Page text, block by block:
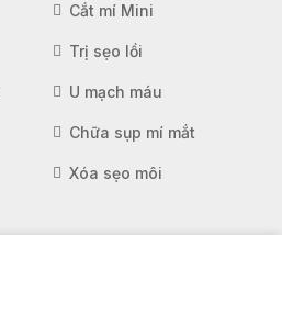
Cắt mí Mini
Trị sẹo lồi
U mạch máu
Chữa sụp mí mắt
Xóa sẹo môi